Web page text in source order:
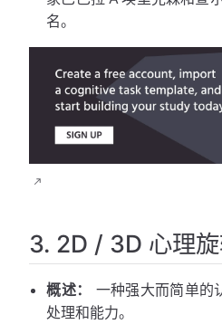
名。
3. 2D / 3D 心理
概述：
一种强大而简单的
处理和能力。